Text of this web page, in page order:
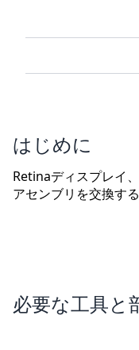
はじめに
Retinaディスプレイ
アセンブリを交換す
必要な工具と